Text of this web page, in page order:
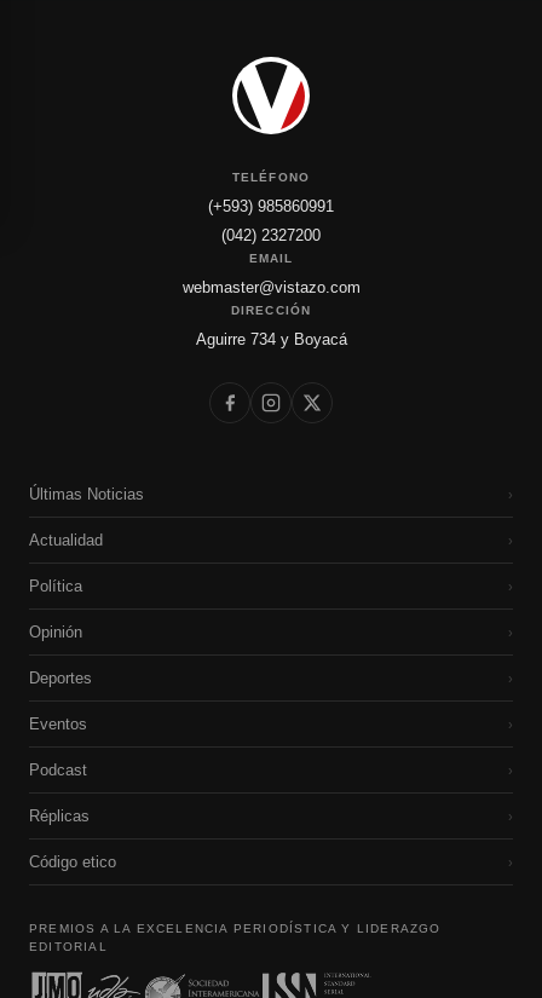
TELÉFONO
(+593) 985860991
(042) 2327200
EMAIL
webmaster@vistazo.com
DIRECCIÓN
Aguirre 734 y Boyacá
Últimas Noticias ›
Actualidad ›
Política ›
Opinión ›
Deportes ›
Eventos ›
Podcast ›
Réplicas ›
Código etico ›
PREMIOS A LA EXCELENCIA PERIODÍSTICA Y LIDERAZGO
EDITORIAL